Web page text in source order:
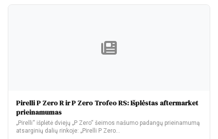
Pirelli P Zero R ir P Zero Trofeo RS: Išplėstas aftermarket
prieinamumas
„Pirelli“ išplėtė dviejų „P Zero“ šeimos našumo padangų prieinamumą
atsarginių dalių rinkoje: „Pirelli P Zero…